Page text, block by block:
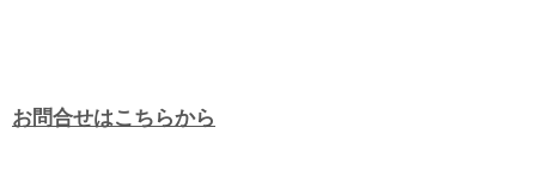
お問合せはこちらから